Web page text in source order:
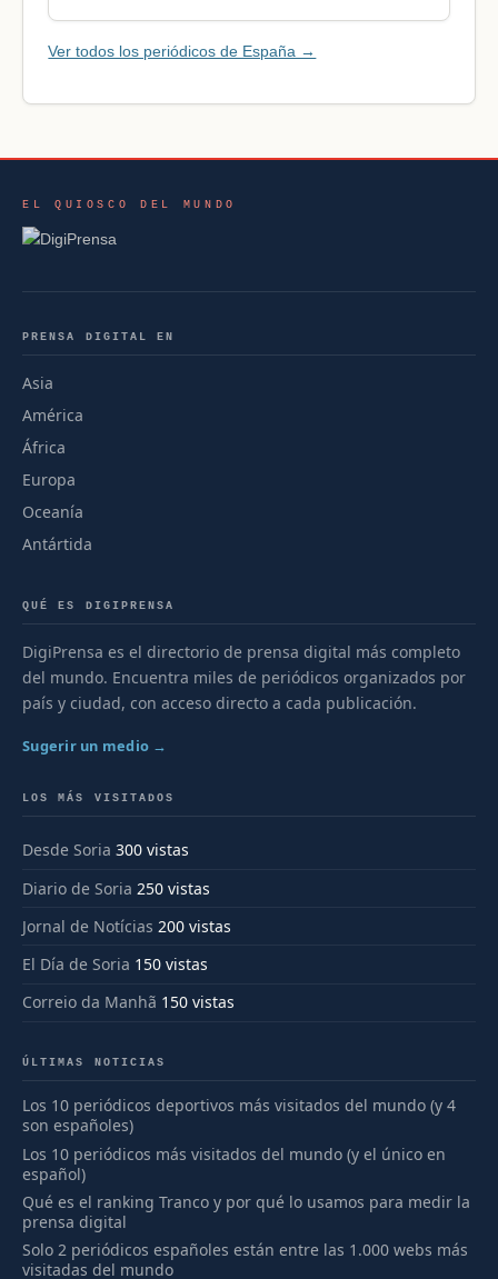
Ver todos los periódicos de España →
EL QUIOSCO DEL MUNDO
PRENSA DIGITAL EN
Asia
América
África
Europa
Oceanía
Antártida
QUÉ ES DIGIPRENSA
DigiPrensa es el directorio de prensa digital más completo
del mundo. Encuentra miles de periódicos organizados por
país y ciudad, con acceso directo a cada publicación.
Sugerir un medio →
LOS MÁS VISITADOS
Desde Soria 300 vistas
Diario de Soria 250 vistas
Jornal de Notícias 200 vistas
El Día de Soria 150 vistas
Correio da Manhã 150 vistas
ÚLTIMAS NOTICIAS
Los 10 periódicos deportivos más visitados del mundo (y 4
son españoles)
Los 10 periódicos más visitados del mundo (y el único en
español)
Qué es el ranking Tranco y por qué lo usamos para medir la
prensa digital
Solo 2 periódicos españoles están entre las 1.000 webs más
visitadas del mundo